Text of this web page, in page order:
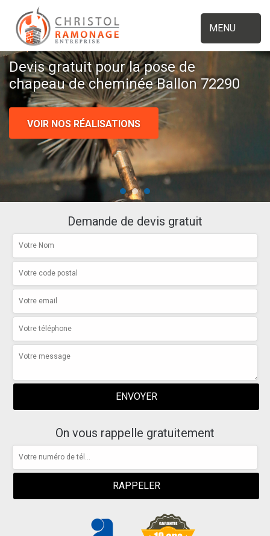
MENU
Devis gratuit pour la pose de
chapeau de cheminée Ballon 72290
VOIR NOS RÉALISATIONS
Demande de devis gratuit
On vous rappelle gratuitement